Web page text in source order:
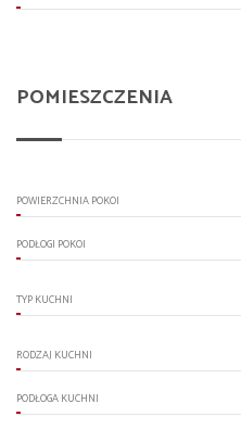
POMIESZCZENIA
POWIERZCHNIA POKOI
PODŁOGI POKOI
TYP KUCHNI
RODZAJ KUCHNI
PODŁOGA KUCHNI